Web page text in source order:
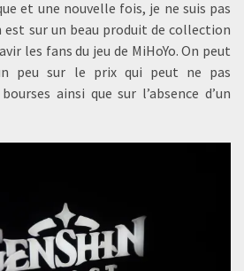
et une nouvelle fois, je ne suis pas
est sur un beau produit de collection
les fans du jeu de MiHoYo. On peut
peu sur le prix qui peut ne pas
ainsi que sur l’absence d’un